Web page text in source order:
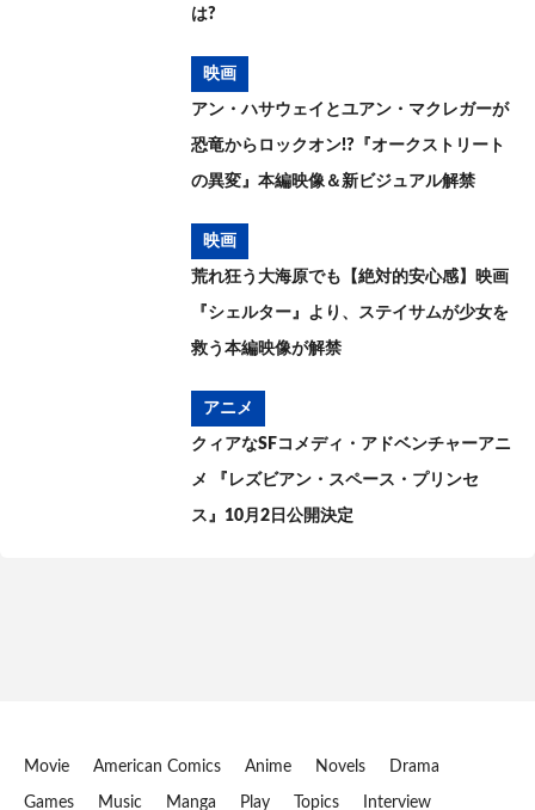
は?
映画
アン・ハサウェイとユアン・マクレガーが
恐竜からロックオン!?『オークストリート
の異変』本編映像＆新ビジュアル解禁
映画
荒れ狂う大海原でも【絶対的安心感】映画
『シェルター』より、ステイサムが少女を
救う本編映像が解禁
アニメ
クィアなSFコメディ・アドベンチャーアニ
メ 『レズビアン・スペース・プリンセ
ス』10月2日公開決定
Movie American Comics Anime Novels Drama
Games Music Manga Play Topics Interview